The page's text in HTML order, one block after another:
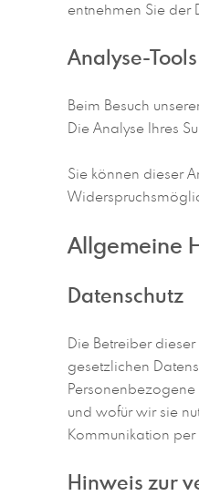
entnehmen Sie der
Analyse-
Beim Besuch
Die Analyse Ihres
Sie können dieser
Allgemeine
Datenschutz
Die Betreiber
gesetzlichen
und wofür wir sie
Kommunikation per
Hinweis zur